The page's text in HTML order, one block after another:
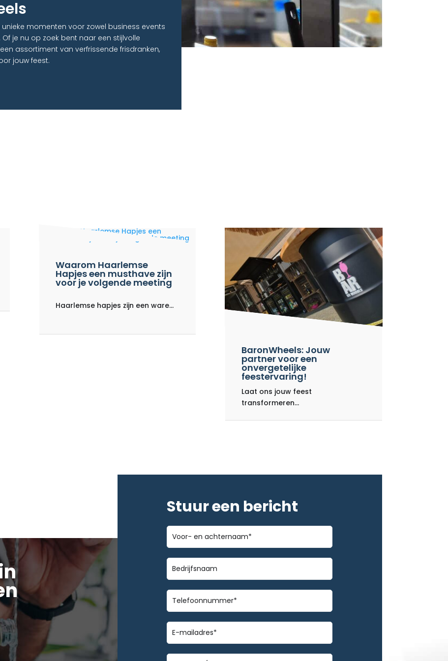
momenten voor zowel business events
je nu op zoek bent naar een stijlvolle
assortiment van verfrissende frisdranken,
jouw feest.
Waarom Haarlemse
Hapjes een musthave zijn
voor je volgende meeting
Haarlemse hapjes zijn een ware...
BaronWheels: Jouw
partner voor een
onvergetelijke
feestervaring!
Laat ons jouw feest
transformeren...
Stuur een bericht
Voor-
en
achternaam*
Bedrijfsnaam
Telefoonnummer*
E-
mailadres*
Geen